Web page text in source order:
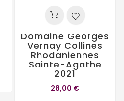
Domaine Georges
Vernay Collines
Rhodaniennes
Sainte-Agathe
2021
28,00 €